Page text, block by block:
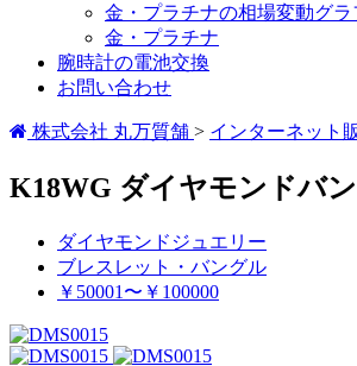
金・プラチナの相場変動グラ
金・プラチナ
腕時計の電池交換
お問い合わせ
株式会社 丸万質舗 > インターネット
K18WG ダイヤモンドバ
ダイヤモンドジュエリー
ブレスレット・バングル
￥50001〜￥100000